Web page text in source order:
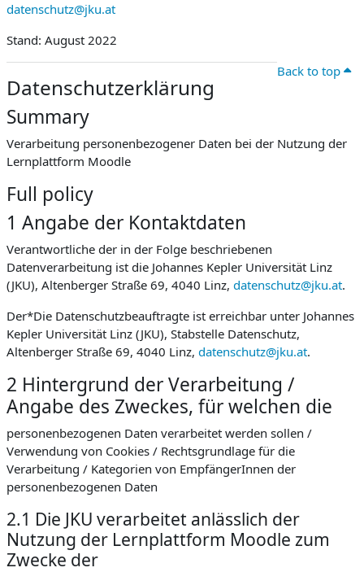
datenschutz@jku.at
Stand: August 2022
Back to top
Datenschutzerklärung
Summary
Verarbeitung personenbezogener Daten bei der Nutzung der
Lernplattform Moodle
Full policy
1 Angabe der Kontaktdaten
Verantwortliche der in der Folge beschriebenen
Datenverarbeitung ist die Johannes Kepler Universität Linz
(JKU), Altenberger Straße 69, 4040 Linz, datenschutz@jku.at.
Der*Die Datenschutzbeauftragte ist erreichbar unter Johannes
Kepler Universität Linz (JKU), Stabstelle Datenschutz,
Altenberger Straße 69, 4040 Linz, datenschutz@jku.at.
2 Hintergrund der Verarbeitung /
Angabe des Zweckes, für welchen die
personenbezogenen Daten verarbeitet werden sollen /
Verwendung von Cookies / Rechtsgrundlage für die
Verarbeitung / Kategorien von EmpfängerInnen der
personenbezogenen Daten
2.1 Die JKU verarbeitet anlässlich der
Nutzung der Lernplattform Moodle zum
Zwecke der